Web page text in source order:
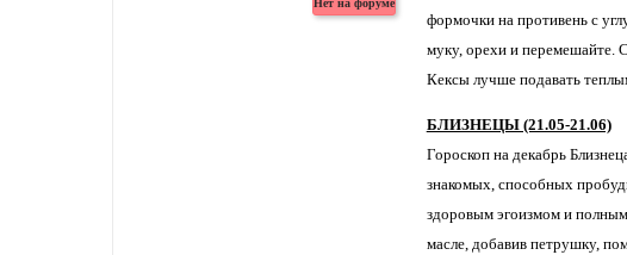
формочки на противень с
муку, орехи и перемешайте.
Кексы лучше подавать
БЛИЗНЕЦЫ (21.05-21.06)
Гороскоп на декабрь
знакомых, способных
здоровым эгоизмом и
масле, добавив петрушку,